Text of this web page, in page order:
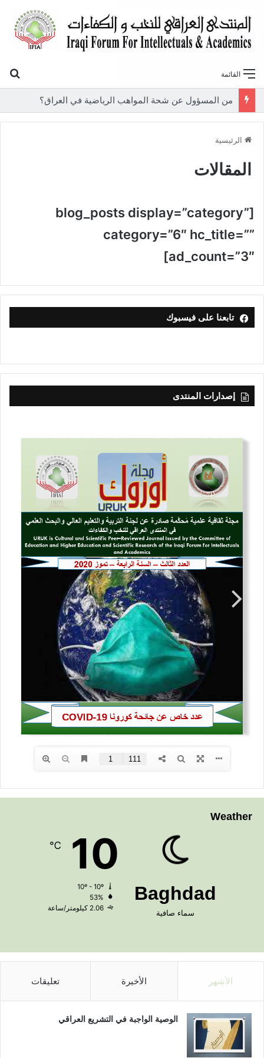
القائمة
من المسؤول عن شحة المواهب الرياضية في العراق؟
الرئيسية
المقالات
[blog_posts display=”category”
category=”6″ hc_title=””
ad_count=”3″]
تابعنا على فيسبوك
إصدارات المنتدى
Weather
Baghdad
سماء صافية
10
℃
53%
2.06 كيلومتر/ساعة
الأشهر الأخيرة تعليقات
الوصية الواجبة في التشريع العراقي